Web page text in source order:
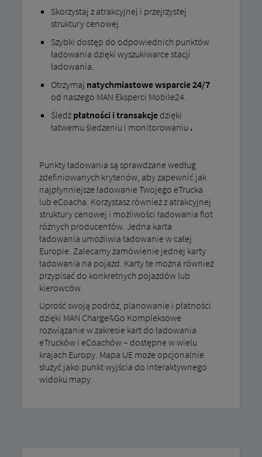
Skorzystaj z atrakcyjnej i przejrzystej
struktury cenowej.
Szybki dostęp do odpowiednich punktów
ładowania dzięki wyszukiwarce stacji
ładowania.
Otrzymaj natychmiastowe wsparcie 24/7
od naszego MAN Eksperci Mobile24.
Śledź płatności i transakcjedzięki
łatwemu śledzeniu i monitorowaniu .
Punkty ładowania są sprawdzane według
zdefiniowanych kryteriów, aby zapewnić jak
najpłynniejsze ładowanie Twojego eTrucka
lub eCoacha. Korzystasz również z atrakcyjnej
struktury cenowej i możliwości ładowania flot
różnych producentów. Jedna karta
ładowania umożliwia ładowanie w całej
Europie. Zalecamy zamówienie jednej karty
ładowania na pojazd. Karty te można również
przypisać do konkretnych pojazdów lub
kierowców.
Uprość swoją podróż, planowanie i płatności
dzięki MAN Charge&Go Kompleksowe
rozwiązanie w zakresie kart do ładowania
eTrucków i eCoachów – dostępne w wielu
krajach Europy. Mapa UE może opcjonalnie
służyć jako punkt wyjścia do interaktywnego
widoku mapy.